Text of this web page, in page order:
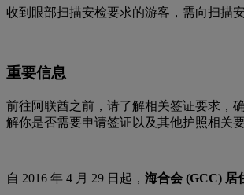
收到眼部扫描安检要求的游客，需向扫描
重要信息
前往阿联酋之前，请了解相关签证要求，
解你是否需要申请签证以及其他护照相关要
自 2016 年 4 月 29 日起， 海合会 (GCC) 居